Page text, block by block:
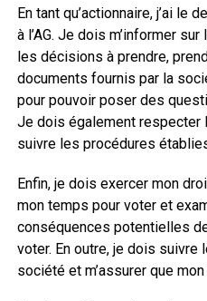
En tant qu’actionnaire, j’ai le
à l’AG. Je dois m’informer
les décisions à prendre,
documents fournis par la
pour pouvoir poser des
Je dois également
suivre les procédures
Enfin, je dois exercer mon
mon temps pour voter et
conséquences potentielles
voter. En outre, je dois
société et m’assurer que